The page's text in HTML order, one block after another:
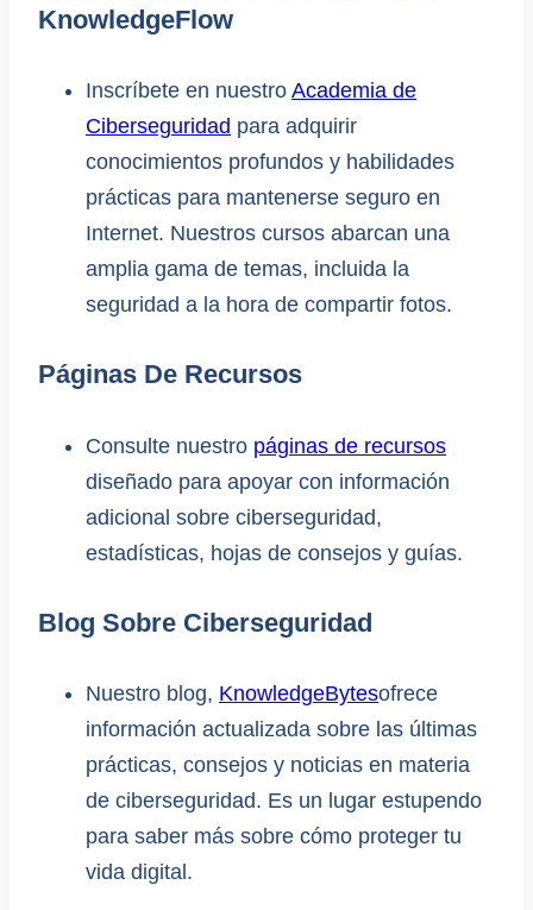
KnowledgeFlow
Inscríbete en nuestro Academia de
Ciberseguridad para adquirir
conocimientos profundos y habilidades
prácticas para mantenerse seguro en
Internet. Nuestros cursos abarcan una
amplia gama de temas, incluida la
seguridad a la hora de compartir fotos.
Páginas De Recursos
Consulte nuestro páginas de recursos
diseñado para apoyar con información
adicional sobre ciberseguridad,
estadísticas, hojas de consejos y guías.
Blog Sobre Ciberseguridad
Nuestro blog, KnowledgeBytesofrece
información actualizada sobre las últimas
prácticas, consejos y noticias en materia
de ciberseguridad. Es un lugar estupendo
para saber más sobre cómo proteger tu
vida digital.